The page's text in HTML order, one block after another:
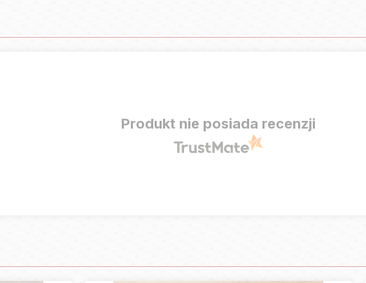
Produkt nie posiada recenzji